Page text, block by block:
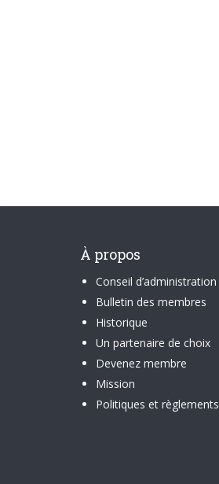
À propos
Conseil d’administration
Bulletin des membres
Historique
Un partenaire de choix
Devenez membre
Mission
Politiques et règlements